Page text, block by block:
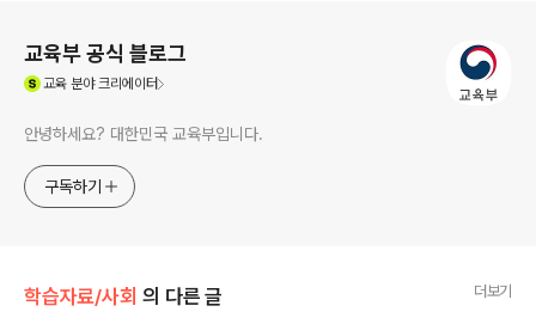
교육부 공식 블로그
교육분야 크리에이터
안녕하세요? 대한민국 교육부입니다.
구독하기
학습자료/사회 의 다른 글 더보기